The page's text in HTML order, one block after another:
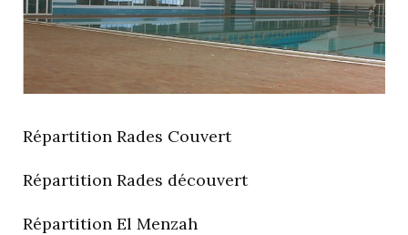
Répartition Rades Couvert
Répartition Rades découvert
Répartition El Menzah